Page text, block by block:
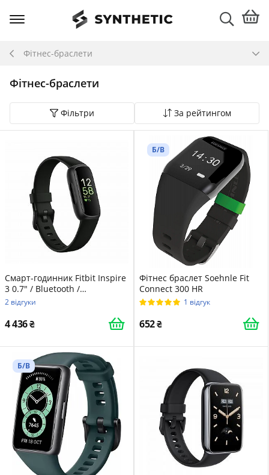
Фітнес-браслети
Фітнес-браслети
Фільтри За рейтингом
Смарт-годинник Fitbit Inspire
3 0.7" / Bluetooth /
Вологозахист 5 АТМ / До 10
днів роботи / Android /
Midnight Zen/Black
2 відгуки
4 436
Б/В
Фітнес браслет Soehnle Fit
Connect 300 HR
1 відгук
652
Б/В